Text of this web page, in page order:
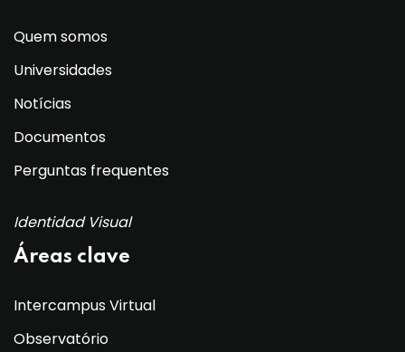
Quem somos
Universidades
Notícias
Documentos
Perguntas frequentes
Identidad Visual
Áreas clave
Intercampus Virtual
Observatório